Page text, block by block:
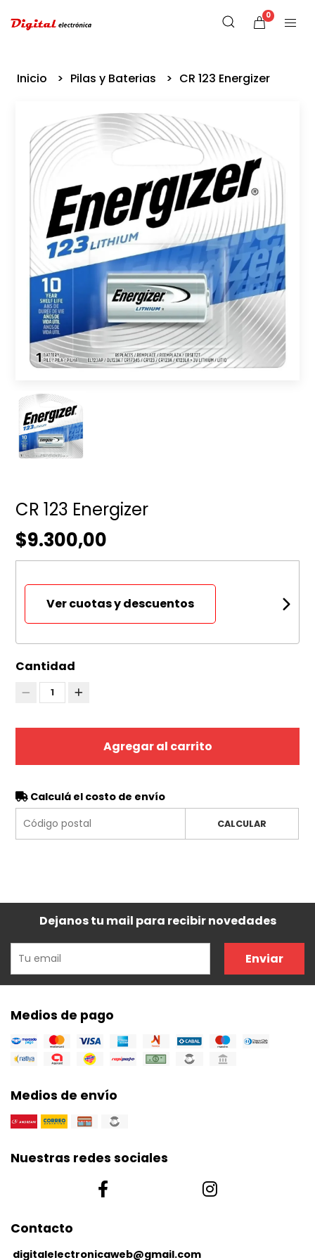
0
Inicio Pilas y Baterias CR 123 Energizer
CR 123 Energizer
$9.300,00
Ver cuotas y descuentos
Cantidad
1
Agregar al carrito
Calculá el costo de envío
CALCULAR
Dejanos tu mail para recibir novedades
Enviar
Medios de pago
Medios de envío
Nuestras redes sociales
Contacto
digitalelectronicaweb@gmail.com